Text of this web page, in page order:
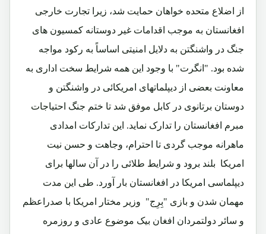
از اضلاع متحده خواهان حمایت شد، زیرا تجارت خارجی
افغانستان به موجب اقدامات غیر دوستانه کمسیون های
جنگ در واشنگتن به دلایل امنیتی اساساً به رکود مواجه
شده بود. "انگرت" با وجود این همه شرایط سخت اداری به
معاونت بعضی از دیپلماتهای امریکائی در واشنگتن و
دوستان برتانوی در کابل موفق شد تا ختم جنگ احتیاجات
مبرم افغانستان را تدارک نماید. این تدارکات امدادی
ماهرانه موجب گردی تا احترام، وجاهت و حسن نیت
امریکا بلند برود و شرایط طلائی را در آن سالها برای
دیپلماسی امریکا در افغانستان بار آورد. طی این مدت
مهمان شدن و بازی "بِرِج" وزیر مختار امریکا با صدراعظم
و سائر دولتمردان افغان بیک موضوع عادی و روزمره